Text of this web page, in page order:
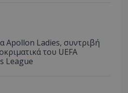
Apollon Ladies, συντριβή
του UEFA
League